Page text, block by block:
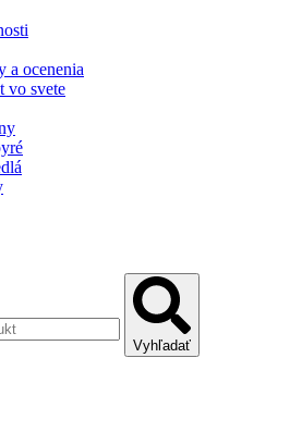
a ocenenia
vo svete
Vyhľadať